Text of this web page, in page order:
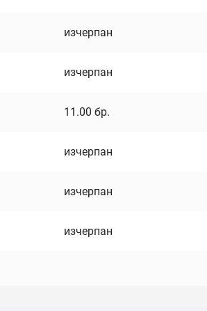
изчерпан
изчерпан
11.00 бр.
изчерпан
изчерпан
изчерпан